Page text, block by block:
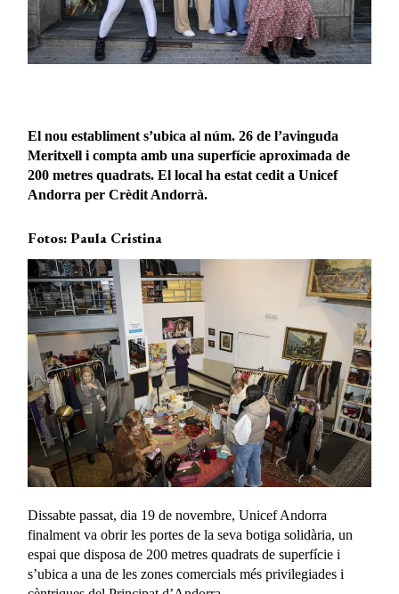
El nou establiment s’ubica al núm. 26 de l’avinguda
Meritxell i compta amb una superfície aproximada de
200 metres quadrats. El local ha estat cedit a Unicef
Andorra per Crèdit Andorrà.
Fotos: Paula Cristina
Dissabte passat, dia 19 de novembre, Unicef Andorra
finalment va obrir les portes de la seva botiga solidària, un
espai que disposa de 200 metres quadrats de superfície i
s’ubica a una de les zones comercials més privilegiades i